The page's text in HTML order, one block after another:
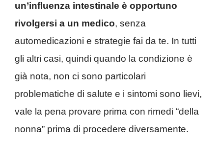
un’influenza intestinale è opportuno
rivolgersi a un medico, senza
automedicazioni e strategie fai da te. In tutti
gli altri casi, quindi quando la condizione è
già nota, non ci sono particolari
problematiche di salute e i sintomi sono lievi,
vale la pena provare prima con rimedi “della
nonna” prima di procedere diversamente.